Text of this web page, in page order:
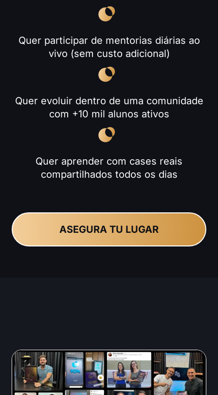
Quer participar de mentorias diárias ao
vivo (sem custo adicional)
Quer evoluir dentro de uma comunidade
com +10 mil alunos ativos
Quer aprender com cases reais
compartilhados todos os dias
ASEGURA TU LUGAR